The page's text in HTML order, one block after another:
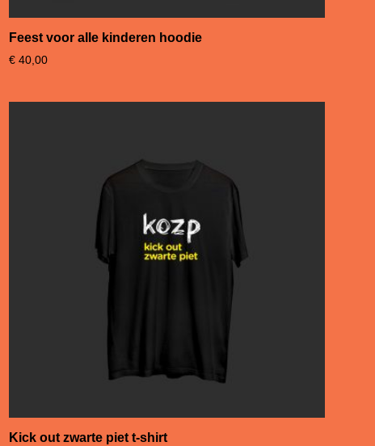
Feest voor alle kinderen hoodie
€ 40,00
Kick out zwarte piet t-shirt